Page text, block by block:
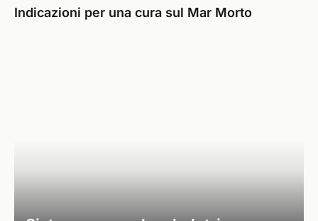
Indicazioni per una cura sul Mar Morto